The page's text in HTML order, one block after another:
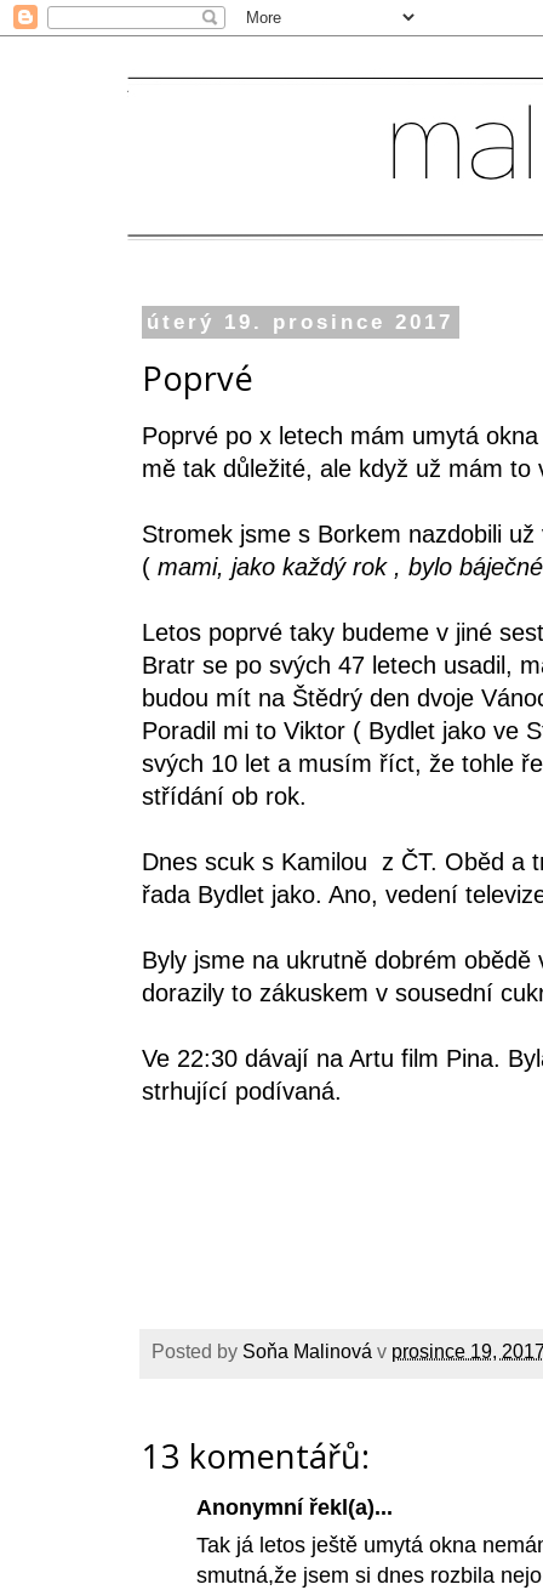
úterý 19. prosince 2017
Poprvé
Poprvé po x letech mám umytá
mě tak důležité, ale když už mám to
Stromek jsme s Borkem nazdobili
( mami, jako každý rok , bylo báječné
Letos poprvé taky budeme v jiné
Bratr se po svých 47 letech usadil,
budou mít na Štědrý den dvoje
Poradil mi to Viktor ( Bydlet jako ve
svých 10 let a musím říct, že tohle
střídání ob rok.
Dnes scuk s Kamilou z ČT. Oběd a
řada Bydlet jako. Ano, vedení
Byly jsme na ukrutně dobrém
dorazily to zákuskem v sousední
Ve 22:30 dávají na Artu film Pina.
strhující podívaná.
Posted by Soňa Malinová v prosince 19,
13 komentářů:
Anonymní řekl(a)...
Tak já letos ještě umytá okna
smutná,že jsem si dnes rozbila